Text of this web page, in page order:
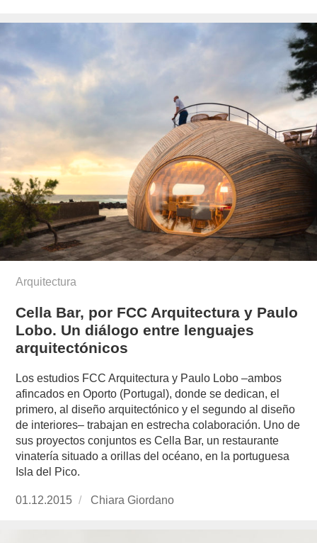
Arquitectura
Cella Bar, por FCC Arquitectura y Paulo
Lobo. Un diálogo entre lenguajes
arquitectónicos
Los estudios FCC Arquitectura y Paulo Lobo –ambos
afincados en Oporto (Portugal), donde se dedican, el
primero, al diseño arquitectónico y el segundo al diseño
de interiores– trabajan en estrecha colaboración. Uno de
sus proyectos conjuntos es Cella Bar, un restaurante
vinatería situado a orillas del océano, en la portuguesa
Isla del Pico.
Publicado
01.12.2015
https://www.experimenta.es/author/chiara-
Chiara Giordano